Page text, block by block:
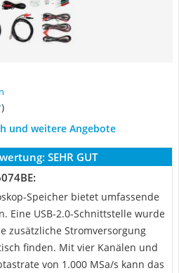
)
und weitere Angebote
SEHR GUT
Speicher bietet umfassende
Eine USB-2.0-Schnittstelle wurde
zusätzliche Stromversorgung
finden. Mit vier Kanälen und
von 1.000 MSa/s kann das